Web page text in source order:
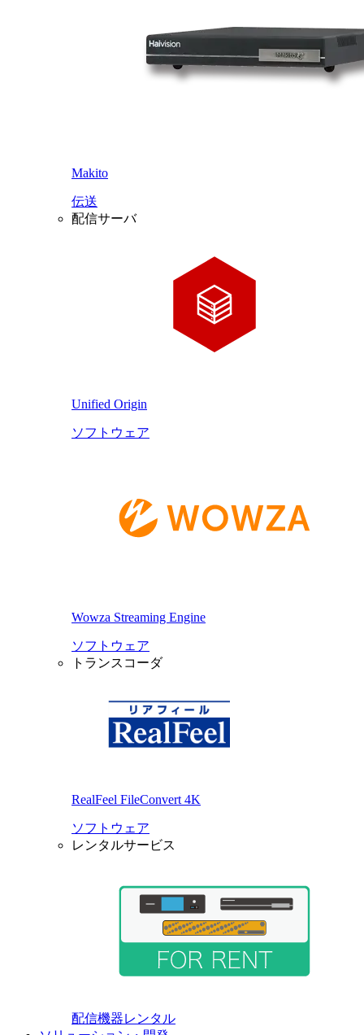
Makito
伝送
配信サーバ
Unified Origin
ソフトウェア
Wowza Streaming Engine
ソフトウェア
トランスコーダ
RealFeel FileConvert 4K
ソフトウェア
レンタルサービス
配信機器レンタル